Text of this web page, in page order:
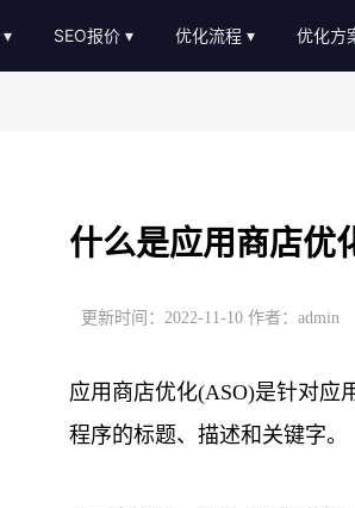
SEO报价 优化流程
服务优势
优化方
传统
医疗
农业
什么是应用商店优
更新时间：2022-11-10 作者：admin
应用商店优化(ASO)是针对应
程序的标题、描述和关键字。